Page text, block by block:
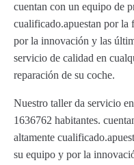
cuentan con un equipo de
cualificado.apuestan por la
por la innovación y las
servicio de calidad en
reparación de su coche.
Nuestro taller da servicio
1636762 habitantes.
altamente
su equipo y por la